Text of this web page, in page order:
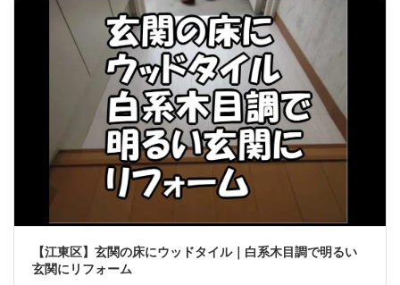
【江東区】玄関の床にウッドタイル｜白系木目調で明るい
玄関にリフォーム